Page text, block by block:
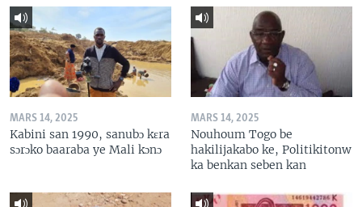
MARS 14, 2025
Kabini san 1990, sanubɔ kɛra
sɔrɔko baaraba ye Mali kɔnɔ
MARS 14, 2025
Nouhoum Togo be
hakilijakabo ke, Politikitonw
ka benkan seben kan